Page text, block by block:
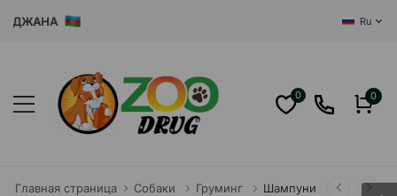
Ru
0 0
Главная страница Собаки Груминг Шампуни